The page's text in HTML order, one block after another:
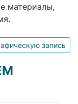
материалы,
запись